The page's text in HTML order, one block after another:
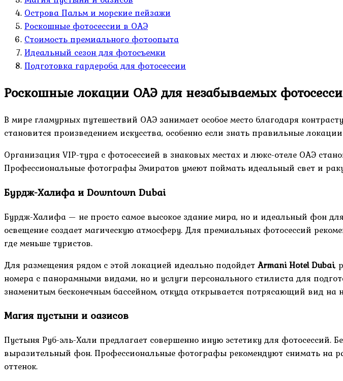
Острова Пальм и морские пейзажи
Роскошные фотосессии в ОАЭ
Стоимость премиального фотоопыта
Идеальный сезон для фотосъемки
Подготовка гардероба для фотосессии
Роскошные локации ОАЭ для незабываемых
В мире гламурных путешествий ОАЭ занимает особое место благодаря
становится произведением искусства, особенно если знать правильные
Организация VIP-тура с фотосессией в знаковых местах и люкс-отеле ОАЭ
Профессиональные фотографы Эмиратов умеют поймать идеальный свет и
Бурдж-Халифа и Downtown Dubai
Бурдж-Халифа — не просто самое высокое здание мира, но и идеальный фон
освещение создает магическую атмосферу. Для премиальных фотосессий
где меньше туристов.
Для размещения рядом с этой локацией идеально подойдет Armani Hotel Dubai,
номера с панорамными видами, но и услуги персонального стилиста для
знаменитым бесконечным бассейном, откуда открывается потрясающий вид на
Магия пустыни и оазисов
Пустыня Руб-эль-Хали предлагает совершенно иную эстетику для
выразительный фон. Профессиональные фотографы рекомендуют снимать на
оттенок.